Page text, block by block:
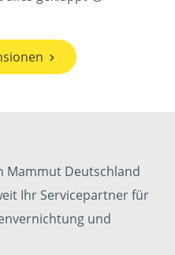
Mammut Deutschland
Ihr Servicepartner für
und